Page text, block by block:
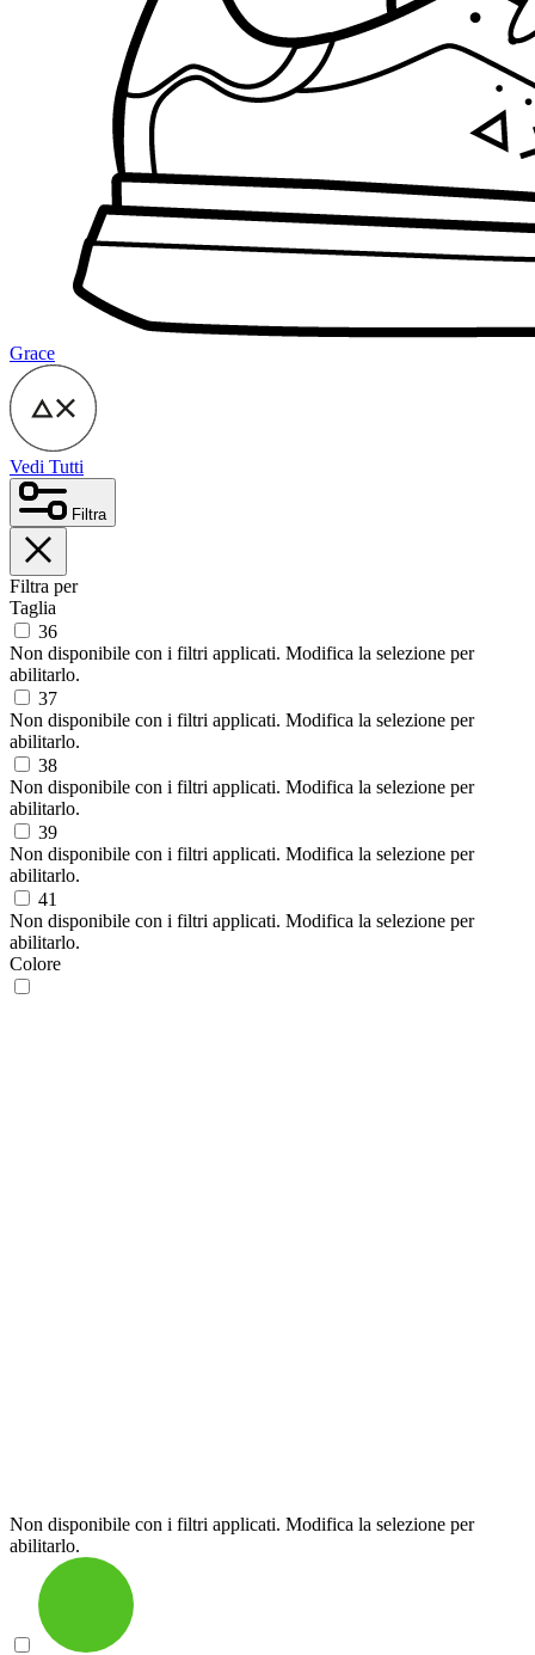
Grace
Vedi Tutti
Filtra
Filtra per
Taglia
36
Non disponibile con i filtri applicati. Modifica la selezione per
abilitarlo.
37
Non disponibile con i filtri applicati. Modifica la selezione per
abilitarlo.
38
Non disponibile con i filtri applicati. Modifica la selezione per
abilitarlo.
39
Non disponibile con i filtri applicati. Modifica la selezione per
abilitarlo.
41
Non disponibile con i filtri applicati. Modifica la selezione per
abilitarlo.
Colore
Non disponibile con i filtri applicati. Modifica la selezione per
abilitarlo.